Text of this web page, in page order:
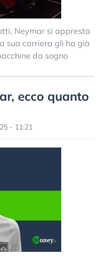
Neymar si appresta
sua carriera gli ha già
da sogno
ecco quanto
- 11:21